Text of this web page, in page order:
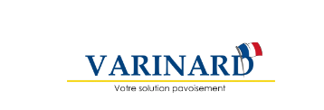
Aller à la navigation
Aller au contenu